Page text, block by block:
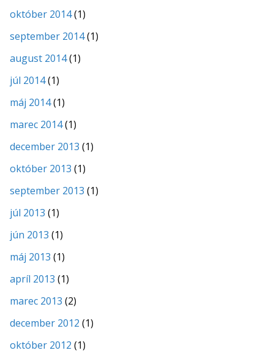
október 2014(1)
september 2014(1)
august 2014(1)
júl 2014(1)
máj 2014(1)
marec 2014(1)
december 2013 (1)
október 2013 (1)
september 2013 (1)
júl 2013 (1)
jún 2013 (1)
máj 2013 (1)
apríl 2013 (1)
marec 2013 (2)
december 2012 (1)
október 2012 (1)